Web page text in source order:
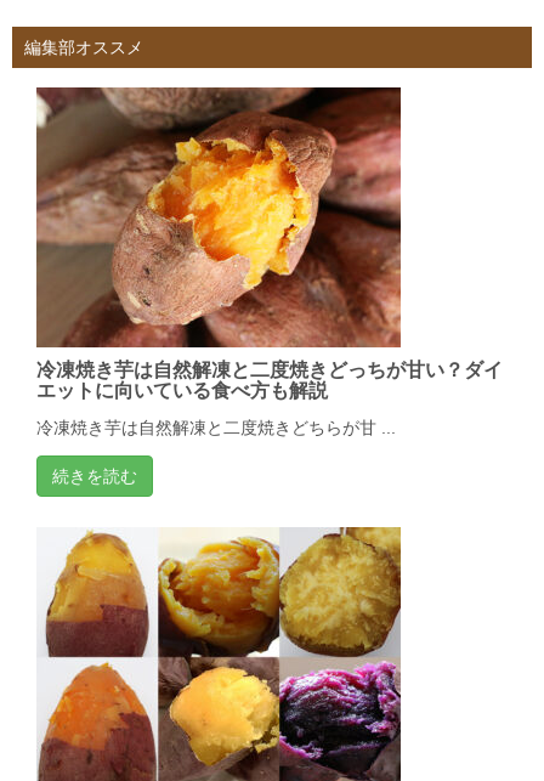
編集部オススメ
冷凍焼き芋は自然解凍と二度焼きどっちが甘い？ダイ
エットに向いている食べ方も解説
冷凍焼き芋は自然解凍と二度焼きどちらが甘 ...
続きを読む